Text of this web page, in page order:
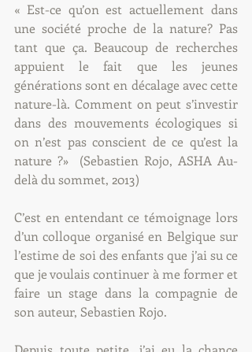
« Est-ce qu’on est actuellement dans
une société proche de la nature? Pas
tant que ça. Beaucoup de recherches
appuient le fait que les jeunes
générations sont en décalage avec cette
nature-là. Comment on peut s’investir
dans des mouvements écologiques si
on n’est pas conscient de ce qu’est la
nature ?»  (Sebastien Rojo, ASHA Au-
delà du sommet, 2013)
C’est en entendant ce témoignage lors
d’un colloque organisé en Belgique sur
l’estime de soi des enfants que j’ai su ce
que je voulais continuer à me former et
faire un stage dans la compagnie de
son auteur, Sebastien Rojo.